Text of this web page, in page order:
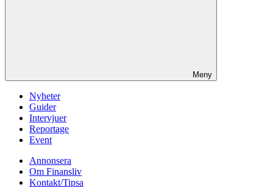
Meny
Nyheter
Guider
Intervjuer
Reportage
Event
Annonsera
Om Finansliv
Kontakt/Tipsa